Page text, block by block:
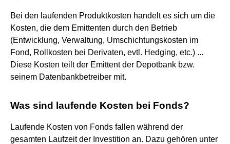
Bei den laufenden Produktkosten handelt es sich um die
Kosten, die dem Emittenten durch den Betrieb
(Entwicklung, Verwaltung, Umschichtungskosten im
Fond, Rollkosten bei Derivaten, evtl. Hedging, etc.) ...
Diese Kosten teilt der Emittent der Depotbank bzw.
seinem Datenbankbetreiber mit.
Was sind laufende Kosten bei Fonds?
Laufende Kosten von Fonds fallen während der
gesamten Laufzeit der Investition an. Dazu gehören unter